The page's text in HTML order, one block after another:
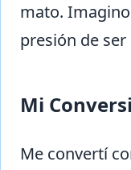
mato.
presión de
Mi
Me convertí